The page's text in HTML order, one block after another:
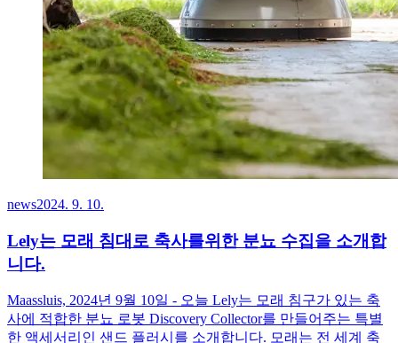
news2024. 9. 10.
Lely는 모래 침대로 축사를위한 분뇨 수집을 소개합
니다.
Maassluis, 2024년 9월 10일 - 오늘 Lely는 모래 침구가 있는 축
사에 적합한 분뇨 로봇 Discovery Collector를 만들어주는 특별
한 액세서리인 샌드 플러시를 소개합니다. 모래는 전 세계 축